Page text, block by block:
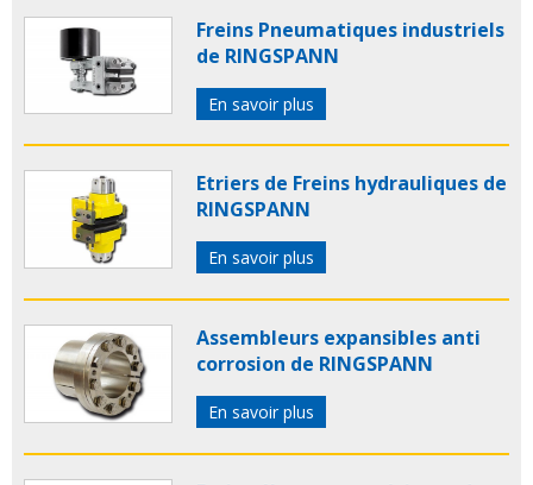
Freins Pneumatiques industriels
de RINGSPANN
En savoir plus
Etriers de Freins hydrauliques de
RINGSPANN
En savoir plus
Assembleurs expansibles anti
corrosion de RINGSPANN
En savoir plus